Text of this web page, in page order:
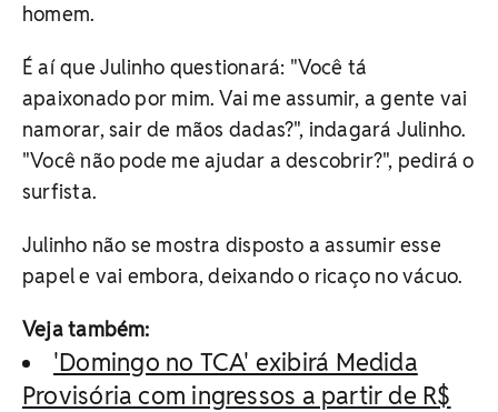
homem.
É aí que Julinho questionará: "Você tá
apaixonado por mim. Vai me assumir, a gente vai
namorar, sair de mãos dadas?", indagará Julinho.
"Você não pode me ajudar a descobrir?", pedirá o
surfista.
Julinho não se mostra disposto a assumir esse
papel e vai embora, deixando o ricaço no vácuo.
Veja também:
'Domingo no TCA' exibirá Medida
Provisória com ingressos a partir de R$